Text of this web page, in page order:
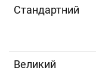
Cтандартний
Великий